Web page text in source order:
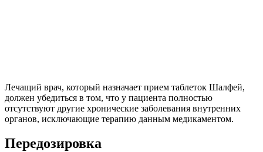
Лечащий врач, который назначает прием таблеток Шалфей,
должен убедиться в том, что у пациента полностью
отсутствуют другие хронические заболевания внутренних
органов, исключающие терапию данным медикаментом.
Передозировка